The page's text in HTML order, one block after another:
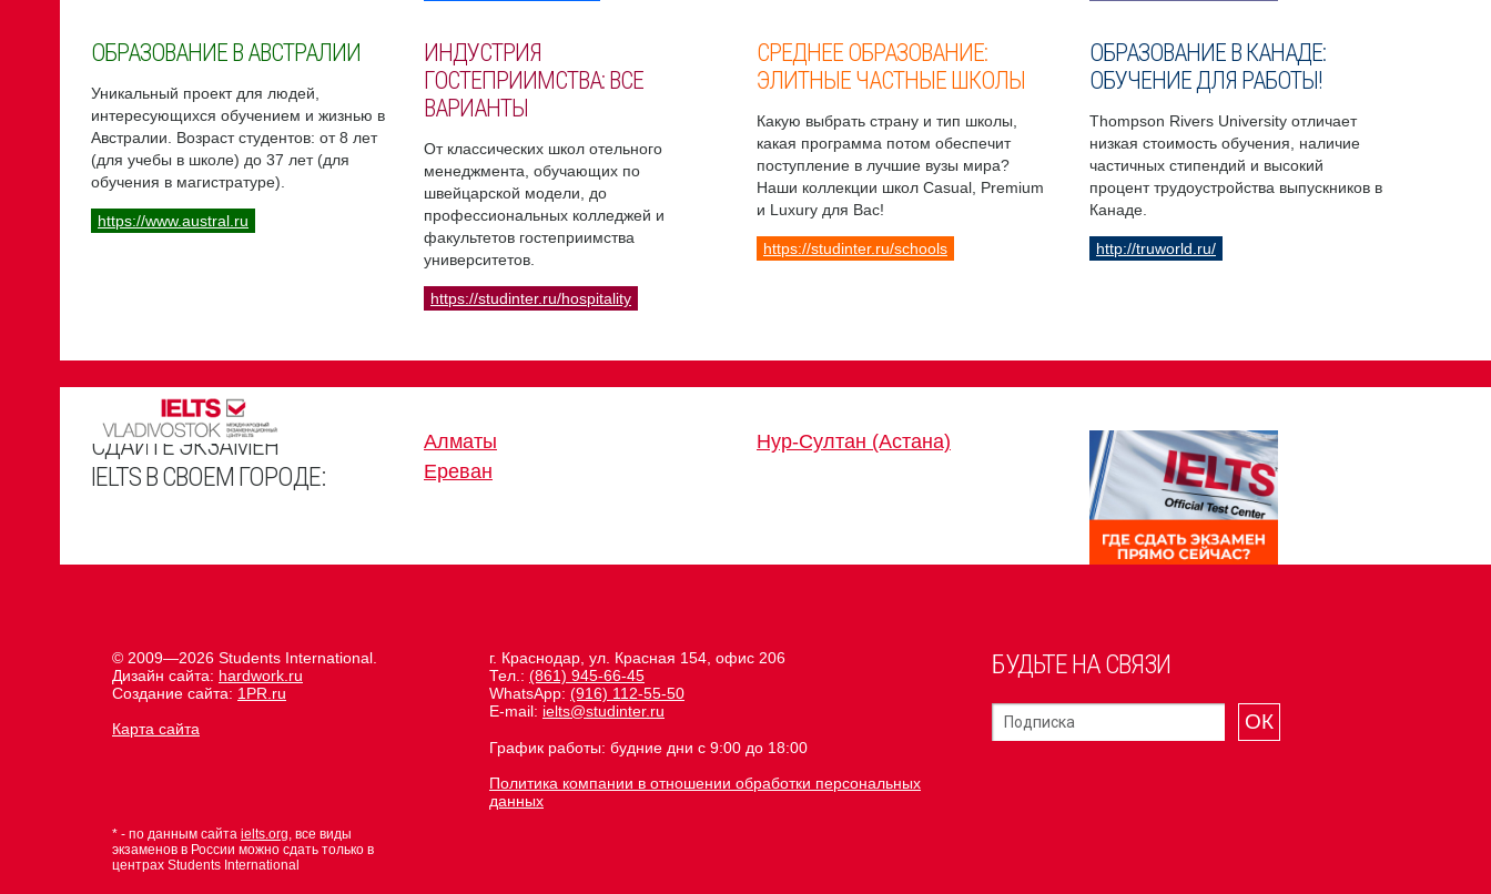
ОБРАЗОВАНИЕ В АВСТРАЛИИ
Уникальный проект для людей,
интересующихся обучением и жизнью в
Австралии. Возраст студентов: от 8 лет
(для учебы в школе) до 37 лет (для
обучения в магистратуре).
https://www.austral.ru
ИНДУСТРИЯ
ГОСТЕПРИИМСТВА: ВСЕ
ВАРИАНТЫ
От классических школ отельного
менеджмента, обучающих по
швейцарской модели, до
профессиональных колледжей и
факультетов гостеприимства
университетов.
https://studinter.ru/hospitality
СРЕДНЕЕ ОБРАЗОВАНИЕ:
ЭЛИТНЫЕ ЧАСТНЫЕ ШКОЛЫ
Какую выбрать страну и тип школы,
какая программа потом обеспечит
поступление в лучшие вузы мира?
Наши коллекции школ Casual, Premium
и Luxury для Вас!
https://studinter.ru/schools
ОБРАЗОВАНИЕ В КАНАДЕ:
ОБУЧЕНИЕ ДЛЯ РАБОТЫ!
Thompson Rivers University отличает
низкая стоимость обучения, наличие
частичных стипендий и высокий
процент трудоустройства выпускников в
Канаде.
http://truworld.ru/
СДАЙТЕ ЭКЗАМЕН
IELTS В СВОЕМ ГОРОДЕ:
Алматы
Ереван
Нур-Султан (Астана)
БУДЬТЕ НА СВЯЗИ
ОК
г. Краснодар, ул. Красная 154, офис 206
Тел.: (861) 945-66-45
WhatsApp: (916) 112-55-50
E-mail: ielts@studinter.ru
График работы: будние дни с 9:00 до 18:00
Политика компании в отношении обработки персональных
данных
© 2009—2026 Students International.
Дизайн сайта: hardwork.ru
Создание сайта: 1PR.ru
Карта сайта
* - по данным сайта ielts.org, все виды
экзаменов в России можно сдать только в
центрах Students International